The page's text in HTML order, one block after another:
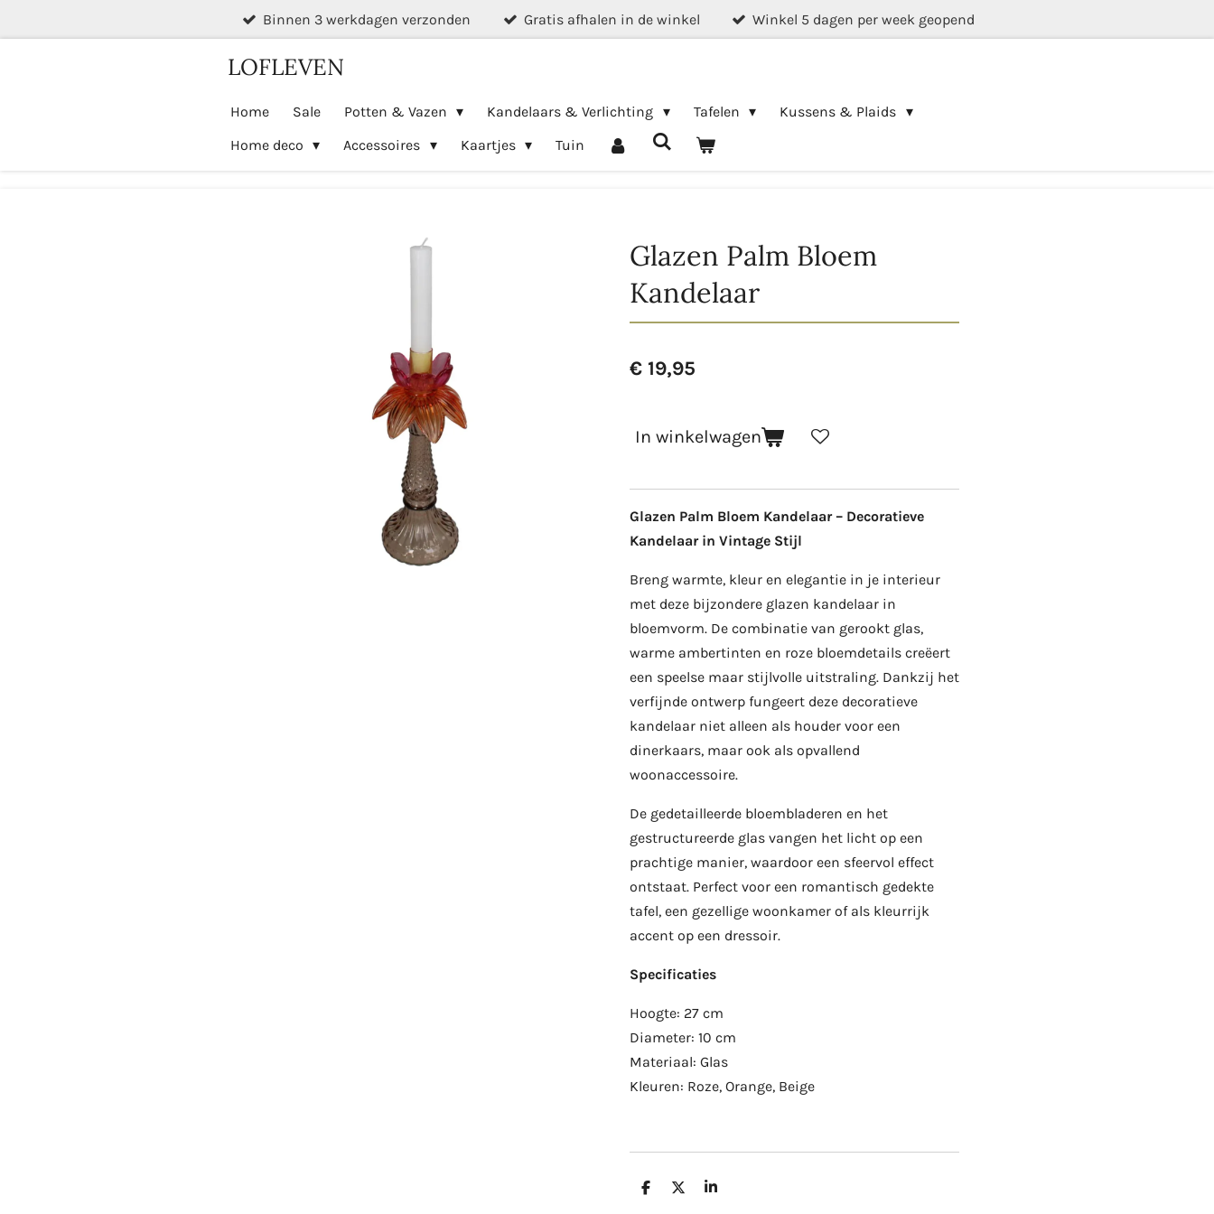
Binnen 3 werkdagen verzonden Gratis afhalen in de winkel Winkel 5 dagen per week geopend
LOFLEVEN
Home Sale Potten & Vazen Kandelaars & Verlichting Tafelen
Kussens & Plaids
Home deco
Accessoires Kaartjes Tuin
Glazen Palm Bloem
Kandelaar
€ 19,95
In winkelwagen
Glazen Palm Bloem Kandelaar – Decoratieve
Kandelaar in Vintage Stijl
Breng warmte, kleur en elegantie in je interieur
met deze bijzondere glazen kandelaar in
bloemvorm. De combinatie van gerookt glas,
warme ambertinten en roze bloemdetails creëert
een speelse maar stijlvolle uitstraling. Dankzij het
verfijnde ontwerp fungeert deze decoratieve
kandelaar niet alleen als houder voor een
dinerkaars, maar ook als opvallend
woonaccessoire.
De gedetailleerde bloembladeren en het
gestructureerde glas vangen het licht op een
prachtige manier, waardoor een sfeervol effect
ontstaat. Perfect voor een romantisch gedekte
tafel, een gezellige woonkamer of als kleurrijk
accent op een dressoir.
Specificaties
Hoogte: 27 cm
Diameter: 10 cm
Materiaal: Glas
Kleuren: Roze, Orange, Beige
D
D
S